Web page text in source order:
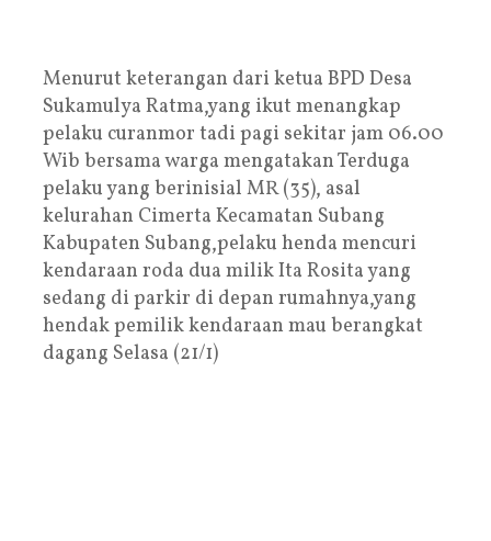
Menurut keterangan dari ketua BPD Desa
Sukamulya Ratma,yang ikut menangkap
pelaku curanmor tadi pagi sekitar jam 06.00
Wib bersama warga mengatakan Terduga
pelaku yang berinisial MR (35), asal
kelurahan Cimerta Kecamatan Subang
Kabupaten Subang,pelaku henda mencuri
kendaraan roda dua milik Ita Rosita yang
sedang di parkir di depan rumahnya,yang
hendak pemilik kendaraan mau berangkat
dagang Selasa (21/1)